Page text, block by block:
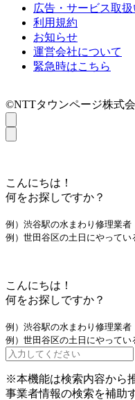
広告・サービス取
利用規約
お知らせ
運営会社について
緊急時はこちら
©NTTタウンページ株式会
こんにちは！
何をお探しですか？
例）渋谷駅の水まわり修理業者
例）世田谷区の土日にやってい
こんにちは！
何をお探しですか？
例）渋谷駅の水まわり修理業者
例）世田谷区の土日にやってい
※本機能は検索内容から
事業者情報の検索を補助